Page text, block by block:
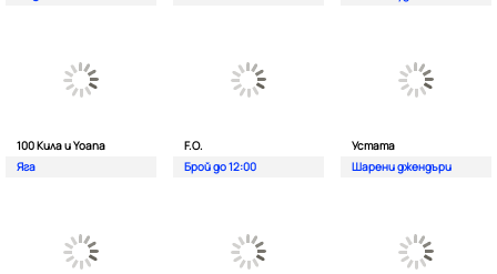
100 Кила и Yoana
Яга
F.O.
Брой до 12:00
Устата
Шарени джендъри